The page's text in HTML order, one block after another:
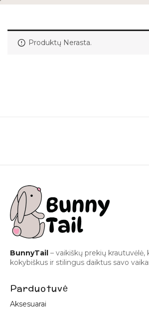
Produktų Nerasta.
BunnyTail – vaikiškų prekių krautuvėlė,
kokybiškus ir stilingus daiktus savo
Parduotuvė
Aksesuarai